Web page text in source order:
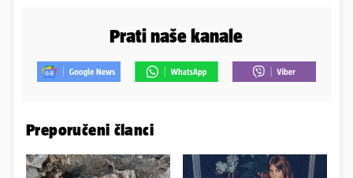
Prati naše kanale
Preporučeni članci